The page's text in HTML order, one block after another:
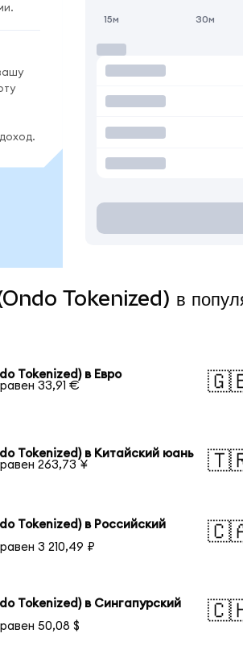
15м 30м
(Ondo Tokenized) в
Tokenized) в Евро
равен 33,91 €
Tokenized) в Китайский юань
равен 263,73 ¥
Tokenized) в Российский
3 210,49 ₽
Tokenized) в Сингапурский
равен 50,08 $